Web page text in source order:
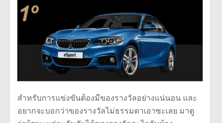
สำหรับการแข่งขันต้องมีของรางวัลอย่างแน่นอน และ
อยากจะบอกว่าของรางวัลไม่ธรรมดาเอาซะเลย มาดู